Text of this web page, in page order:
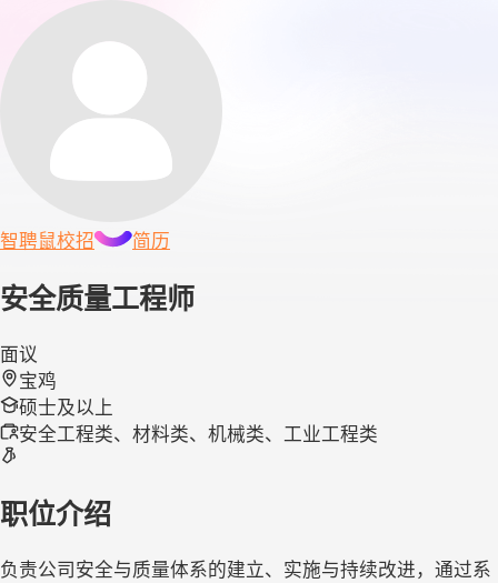
智聘鼠校招 简历
安全质量工程师
面议
宝鸡
硕士及以上
安全工程类、材料类、机械类、工业工程类
职位介绍
负责公司安全与质量体系的建立、实施与持续改进，通过系